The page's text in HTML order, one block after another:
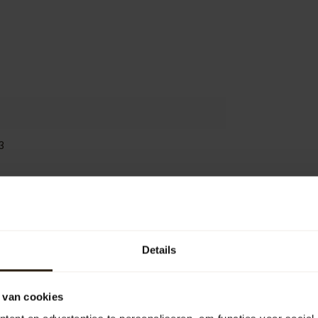
Details
cookies